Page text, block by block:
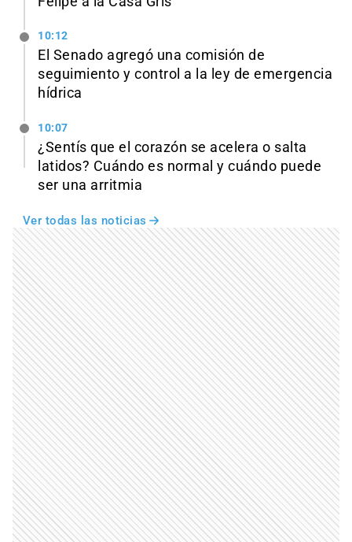
10:12
El Senado agregó una comisión de
seguimiento y control a la ley de emergencia
hídrica
10:07
¿Sentís que el corazón se acelera o salta
latidos? Cuándo es normal y cuándo puede
ser una arritmia
Ver todas las noticias